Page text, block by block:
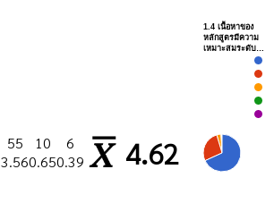
55
3.56
10
0.65
6
0.39
4.62
1.4 เนื้อหาของ
หลักสูตรมีความ
เหมาะสมระดับ…